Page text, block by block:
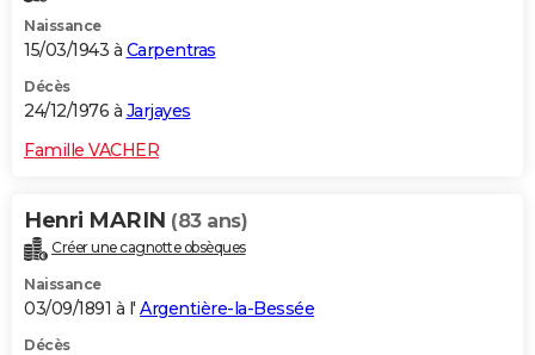
Naissance
15/03/1943 à Carpentras
Décès
24/12/1976 à Jarjayes
Famille VACHER
Henri MARIN (83 ans)
Créer une cagnotte obsèques
Naissance
03/09/1891 à l' Argentière-la-Bessée
Décès